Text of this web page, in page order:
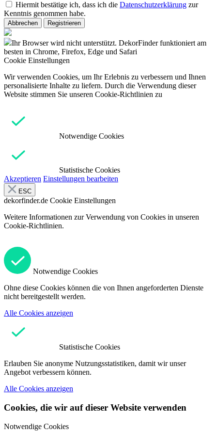
Hiermit bestätige ich, dass ich die Datenschutzerklärung zur
Kenntnis genommen habe.
Abbrechen Registrieren
Ihr Browser wird nicht unterstützt. DekorFinder funktioniert am
besten in Chrome, Firefox, Edge und Safari
Cookie Einstellungen
Wir verwenden Cookies, um Ihr Erlebnis zu verbessern und Ihnen
personalisierte Inhalte zu liefern. Durch die Verwendung dieser
Website stimmen Sie unseren Cookie-Richtlinien zu
Notwendige Cookies
Statistische Cookies
Akzeptieren Einstellungen bearbeiten
ESC
dekorfinder.de Cookie Einstellungen
Weitere Informationen zur Verwendung von Cookies in unseren
Cookie-Richtlinien.
Notwendige Cookies
Ohne diese Cookies können die von Ihnen angeforderten Dienste
nicht bereitgestellt werden.
Alle Cookies anzeigen
Statistische Cookies
Erlauben Sie anonyme Nutzungsstatistiken, damit wir unser
Angebot verbessern können.
Alle Cookies anzeigen
Cookies, die wir auf dieser Website verwenden
Notwendige Cookies